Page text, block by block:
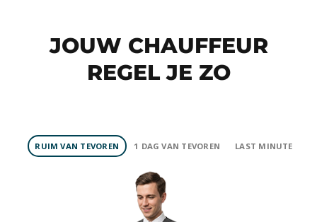
JOUW CHAUFFEUR
REGEL JE ZO
RUIM VAN TEVOREN 1 DAG VAN TEVOREN LAST MINUTE